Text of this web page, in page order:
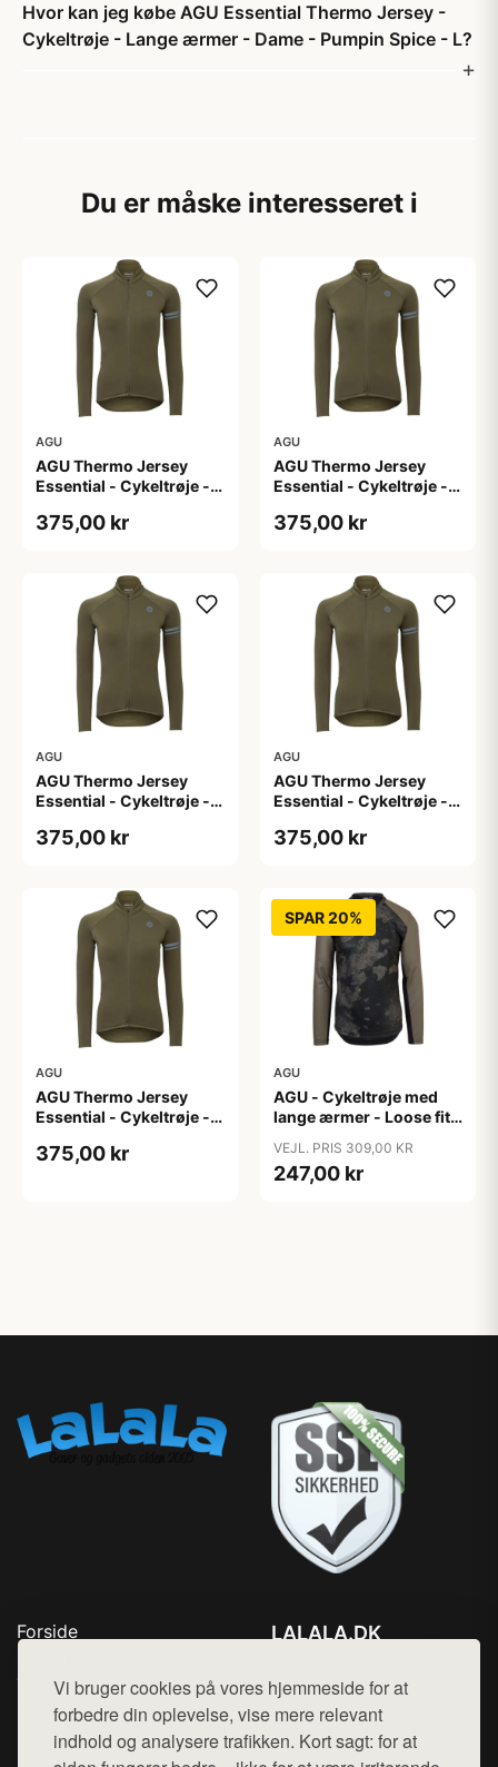
Vi bruger cookies på vores hjemmeside for at
forbedre din oplevelse, vise mere relevant
indhold og analysere trafikken. Kort sagt: for at
Hvor kan jeg købe AGU Essential Thermo Jersey -
Cykeltrøje - Lange ærmer - Dame - Pumpin Spice - L?
Du er måske interesseret i
AGU
AGU Thermo Jersey
Essential - Cykeltrøje -
L
375,00 kr
AGU
AGU Thermo Jersey
Essential - Cykeltrøje -
M
375,00 kr
AGU
AGU Thermo Jersey
Essential - Cykeltrøje -
S
375,00 kr
AGU
AGU Thermo Jersey
Essential - Cykeltrøje -
XL
375,00 kr
AGU
AGU Thermo Jersey
Essential - Cykeltrøje -
XXL
375,00 kr
SPAR 20%
AGU
AGU - Cykeltrøje med
lange ærmer - Loose fit -
VEJL. PRIS 309,00 KR
247,00 kr
Forside
Top Rabatter
Blog
Kontakt
LALALA.DK
Mail: hej@want.dk
Cookie- og privatlivspolitik